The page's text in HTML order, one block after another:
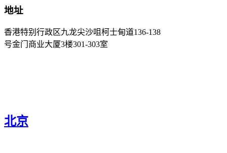
地址
香港特别行政区九龙尖沙咀柯士甸道136-138
号金门商业大厦3楼301-303室
北京